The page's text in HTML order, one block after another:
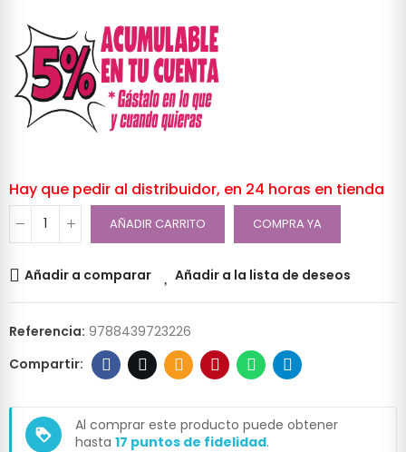
Hay que pedir al distribuidor, en 24 horas en tienda
AÑADIR CARRITO COMPRA YA
Añadir a comparar Añadir a la lista de deseos
Referencia: 9788439723226
loyalty
Al comprar este producto puede obtener
hasta 17 puntos de fidelidad.